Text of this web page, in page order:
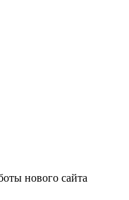
нового сайта